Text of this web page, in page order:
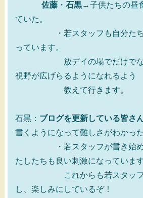
佐藤 ・ 石黒→子供たちの昼
ていた。
・若スタッフも自分たちで
っています。
放デイの場でだけでなく
視野が広げらるようになれるよう
教えて行きます。
石黒： ブログを更新している皆さ
書くようになって難しさがわかった
・若スタッフが書き始めた
たしたちも良い刺激になっています
これからも若スタッフの
し、楽しみにしているぞ！